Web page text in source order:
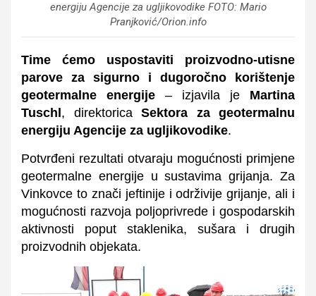
energiju Agencije za ugljikovodike FOTO: Mario
Pranjković/Orion.info
Time ćemo uspostaviti proizvodno-utisne
parove za sigurno i dugoročno korištenje
geotermalne energije – izjavila je Martina
Tuschl , direktorica Sektora za geotermalnu
energiju Agencije za ugljikovodike.
Potvrđeni rezultati otvaraju mogućnosti primjene
geotermalne energije u sustavima grijanja. Za
Vinkovce to znači jeftinije i održivije grijanje, ali i
mogućnosti razvoja poljoprivrede i gospodarskih
aktivnosti poput staklenika, sušara i drugih
proizvodnih objekata.